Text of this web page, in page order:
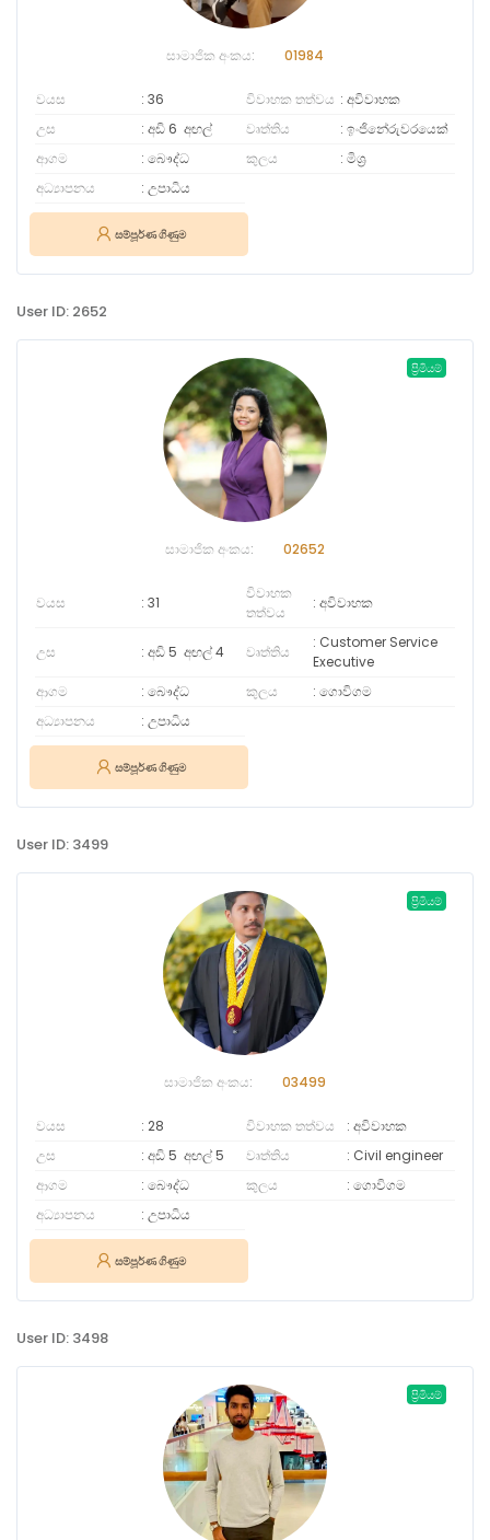
සාමාජික අංකය: 01984
වයස 36 විවාහක තත්වය
අවිවාහක
උස
අඩි 6 අඟල් වෘත්තිය
ඉංජිනේරුවරයෙක්
ආගම
බෞද්ධ කුලය
මිශ්‍ර
අධ්‍යාපනය
උපාධිය
සම්පූර්ණ ගිණුම
User ID: 2652
ප්‍රිමියම්
සාමාජික අංකය: 02652
වයස 31
විවාහක
තත්වය
අවිවාහක
උස අඩි 5 අඟල්4 වෘත්තිය
Customer Service
Executive
ආගම
බෞද්ධ කුලය
ගොවිගම
අධ්‍යාපනය
උපාධිය
සම්පූර්ණ ගිණුම
User ID: 3499
ප්‍රිමියම්
සාමාජික අංකය: 03499
වයස 28 විවාහක තත්වය
අවිවාහක
උස
අඩි 5 අඟල්5 වෘත්තිය
Civil engineer
ආගම
බෞද්ධ කුලය
ගොවිගම
අධ්‍යාපනය
උපාධිය
සම්පූර්ණ ගිණුම
User ID: 3498
ප්‍රිමියම්